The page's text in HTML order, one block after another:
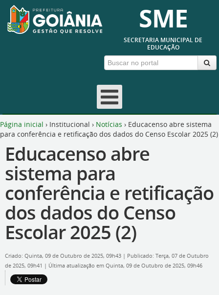
SME
SECRETARIA MUNICIPAL DE
EDUCAÇÃO
Página inicial › Institucional › Notícias › Educacenso abre sistema
para conferência e retificação dos dados do Censo Escolar 2025 (2)
Educacenso abre
sistema para
conferência e retificação
dos dados do Censo
Escolar 2025 (2)
Criado: Quinta, 09 de Outubro de 2025, 09h43 | Publicado: Terça, 07 de Outubro
de 2025, 09h41 | Última atualização em Quinta, 09 de Outubro de 2025, 09h46